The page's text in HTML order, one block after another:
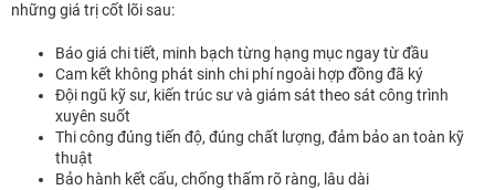
những giá trị cốt lõi sau:
Báo giá chi tiết, minh bạch từng hạng mục ngay từ đầu
Cam kết không phát sinh chi phí ngoài hợp đồng đã ký
Đội ngũ kỹ sư, kiến trúc sư và giám sát theo sát công trình
xuyên suốt
Thi công đúng tiến độ, đúng chất lượng, đảm bảo an toàn kỹ
thuật
Bảo hành kết cấu, chống thấm rõ ràng, lâu dài